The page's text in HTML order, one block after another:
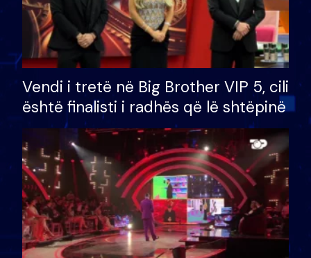
Vendi i tretë në Big Brother VIP 5, cili
është finalisti i radhës që lë shtëpinë